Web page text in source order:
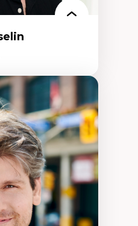
des environnements
étudiant.e.s
des
et
secondes et
qualitative